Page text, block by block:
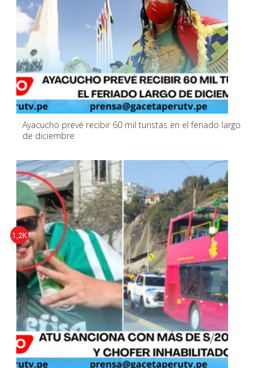
Ayacucho prevé recibir 60 mil turistas en el feriado largo
de diciembre
1,2K